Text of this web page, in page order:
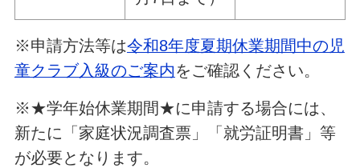
※申請方法等は令和8年度夏期休業期間中の児
童クラブ入級のご案内をご確認ください。
※★学年始休業期間★に申請する場合には、
新たに「家庭状況調査票」「就労証明書」等
が必要となります。